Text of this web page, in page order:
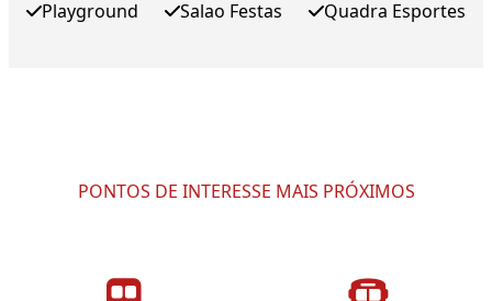
Playground Salao Festas Quadra Esportes
PONTOS DE INTERESSE MAIS PRÓXIMOS